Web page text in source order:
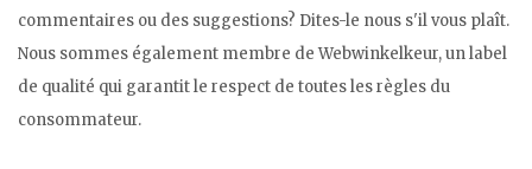
commentaires ou des suggestions? Dites-le nous s'il vous plaît.
Nous sommes également membre de Webwinkelkeur, un label
de qualité qui garantit le respect de toutes les règles du
consommateur.